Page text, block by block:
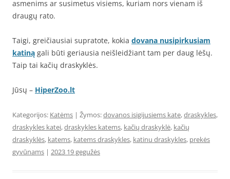
asmenims ar susimetus visiems, kuriam nors vienam iš
draugų rato.
Taigi, greičiausiai supratote, kokia dovana nusipirkusiam
katiną gali būti geriausia neišleidžiant tam per daug lėšų.
Taip tai kačių draskyklės.
Jūsų – HiperZoo.lt
Kategorijos: Katėms | Žymos:dovanos isigijusiems kate,draskykles,
draskykles katei,draskykles katems, kačių draskyklė, kačių
draskyklės, katems, katems draskykles, katinu draskykles, prekės
gyvūnams | 2023 19 gegužės